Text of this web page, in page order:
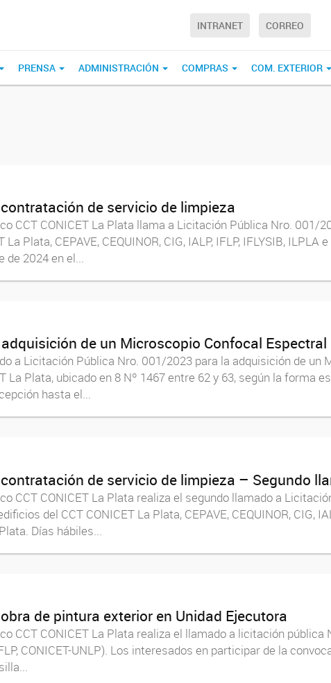
INTRANET CORREO
PRENSA ADMINISTRACIÓN COMPRAS COM. EXTERIOR
de servicio de limpieza
CCT CONICET La Plata llama a Licitación Pública Nro. 001/
Plata, CEPAVE, CEQUINOR, CIG, IALP, IFLP, IFLYSIB,
de 2024 en el...
de un Microscopio Confocal Espectral
a Licitación Pública Nro. 001/2023 para la adquisición de
La Plata, ubicado en 8 Nº 1467 entre 62 y 63, según la forma
hasta el...
de servicio de limpieza – Segundo
CCT CONICET La Plata realiza el segundo llamado a
del CCT CONICET La Plata, CEPAVE, CEQUINOR, CIG,
Días hábiles...
de pintura exterior en Unidad Ejecutora
CCT CONICET La Plata realiza el llamado a licitación
CONICET-UNLP). Los interesados en participar de la